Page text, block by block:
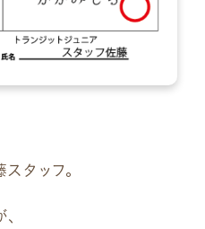
タッフ。